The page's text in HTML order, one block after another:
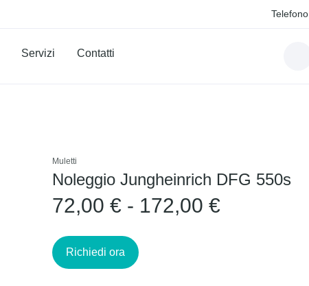
Telefono
Servizi Contatti
Muletti
Noleggio Jungheinrich DFG 550s
72,00 € - 172,00 €
Richiedi ora